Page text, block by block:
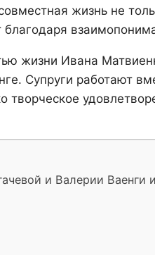
жизнь не
жизни Ивана
Супруги работают
творческое
и Валерии Ваенги